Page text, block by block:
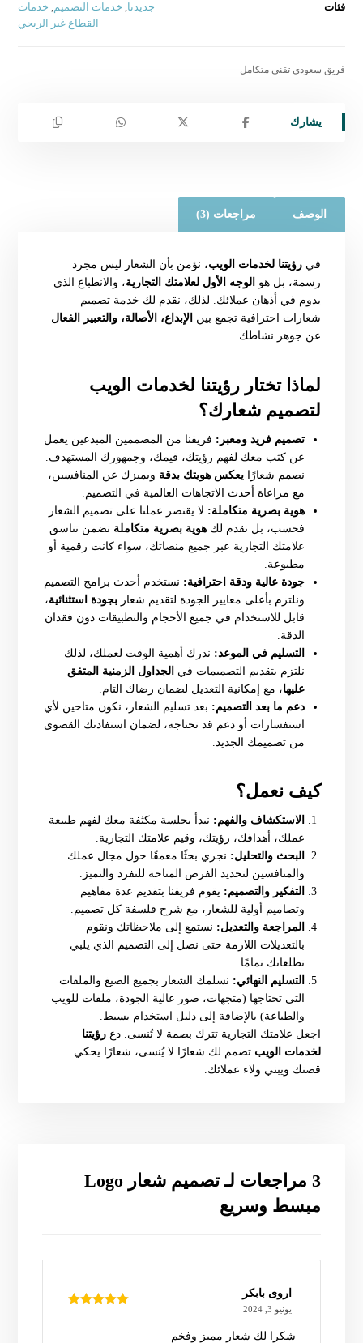
فئات
جديدنا, خدمات التصميم, خدمات
القطاع غير الربحي
فريق سعودي تقني متكامل
الوصف مراجعات (3)
فيرؤيتنا لخدمات الويب، نؤمن بأن الشعار ليس مجرد
رسمة، بل هو الوجه الأول لعلامتك التجارية، والانطباع الذي
يدوم في أذهان عملائك. لذلك، نقدم لك خدمة تصميم
شعارات احترافية تجمع بين الإبداع، الأصالة، والتعبير الفعال
عن جوهر نشاطك.
لماذا تختار رؤيتنا لخدمات الويب
لتصميم شعارك؟
تصميم فريد ومعبر: فريقنا من المصممين المبدعين يعمل
عن كثب معك لفهم رؤيتك، قيمك، وجمهورك المستهدف.
نصمم شعارًايعكس هويتك بدقة ويميزك عن المنافسين،
مع مراعاة أحدث الاتجاهات العالمية في التصميم.
هوية بصرية متكاملة: لا يقتصر عملنا على تصميم الشعار
فحسب، بل نقدم لكهوية بصرية متكاملة تضمن تناسق
علامتك التجارية عبر جميع منصاتك، سواء كانت رقمية أو
مطبوعة.
جودة عالية ودقة احترافية: نستخدم أحدث برامج التصميم
ونلتزم بأعلى معايير الجودة لتقديم شعاربجودة استثنائية،
قابل للاستخدام في جميع الأحجام والتطبيقات دون فقدان
الدقة.
التسليم في الموعد: ندرك أهمية الوقت لعملك، لذلك
نلتزم بتقديم التصميمات في الجداول الزمنية المتفق
عليها، مع إمكانية التعديل لضمان رضاك التام.
دعم ما بعد التصميم: بعد تسليم الشعار، نكون متاحين لأي
استفسارات أو دعم قد تحتاجه، لضمان استفادتك القصوى
من تصميمك الجديد.
كيف نعمل؟
الاستكشاف والفهم: نبدأ بجلسة مكثفة معك لفهم طبيعة
عملك، أهدافك، رؤيتك، وقيم علامتك التجارية.
البحث والتحليل: نجري بحثًا معمقًا حول مجال عملك
والمنافسين لتحديد الفرص المتاحة للتفرد والتميز.
التفكير والتصميم: يقوم فريقنا بتقديم عدة مفاهيم
وتصاميم أولية للشعار، مع شرح فلسفة كل تصميم.
المراجعة والتعديل: نستمع إلى ملاحظاتك ونقوم
بالتعديلات اللازمة حتى نصل إلى التصميم الذي يلبي
تطلعاتك تمامًا.
التسليم النهائي: نسلمك الشعار بجميع الصيغ والملفات
التي تحتاجها (متجهات، صور عالية الجودة، ملفات للويب
والطباعة) بالإضافة إلى دليل استخدام بسيط.
اجعل علامتك التجارية تترك بصمة لا تُنسى. دعرؤيتنا
لخدمات الويب تصمم لك شعارًا لا يُنسى، شعارًا يحكي
قصتك ويبني ولاء عملائك.
3 مراجعات لـ
تصميم شعار Logo
مبسط وسريع
اروى بابكر
يونيو 3, 2024
شكرا لك شعار مميز وفخم